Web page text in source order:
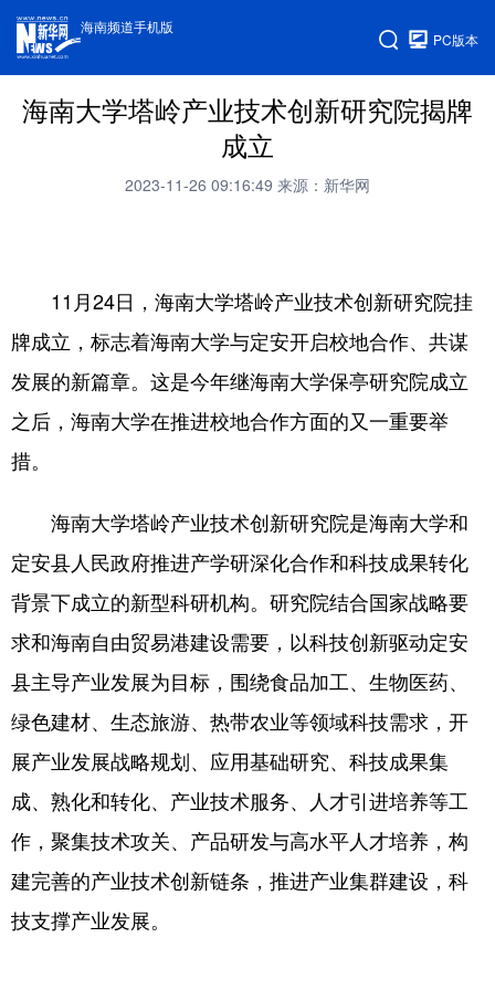
海南频道手机版
PC版本
海南大学塔岭产业技术创新研究院揭牌
成立
2023-11-26 09:16:49 来源：新华网
11月24日，海南大学塔岭产业技术创新研究院挂
牌成立，标志着海南大学与定安开启校地合作、共谋
发展的新篇章。这是今年继海南大学保亭研究院成立
之后，海南大学在推进校地合作方面的又一重要举
措。
海南大学塔岭产业技术创新研究院是海南大学和
定安县人民政府推进产学研深化合作和科技成果转化
背景下成立的新型科研机构。研究院结合国家战略要
求和海南自由贸易港建设需要，以科技创新驱动定安
县主导产业发展为目标，围绕食品加工、生物医药、
绿色建材、生态旅游、热带农业等领域科技需求，开
展产业发展战略规划、应用基础研究、科技成果集
成、熟化和转化、产业技术服务、人才引进培养等工
作，聚集技术攻关、产品研发与高水平人才培养，构
建完善的产业技术创新链条，推进产业集群建设，科
技支撑产业发展。